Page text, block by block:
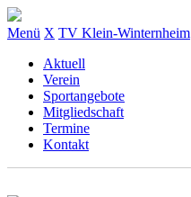
Menü X TV Klein-Winternheim
Aktuell
Verein
Sportangebote
Mitgliedschaft
Termine
Kontakt